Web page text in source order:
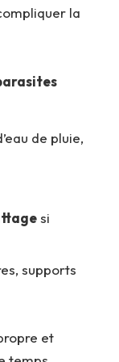
la
de pluie,
si
supports
et